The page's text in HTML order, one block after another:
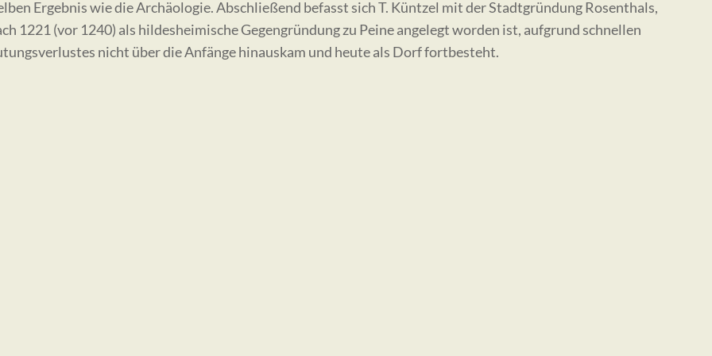
Ergebnis wie die Archäologie. Abschließend befasst sich T. Küntzel mit der Stadtgründung Rosenthals,
1221 (vor 1240) als hildesheimische Gegengründung zu Peine angelegt worden ist, aufgrund schnellen
nicht über die Anfänge hinauskam und heute als Dorf fortbesteht.